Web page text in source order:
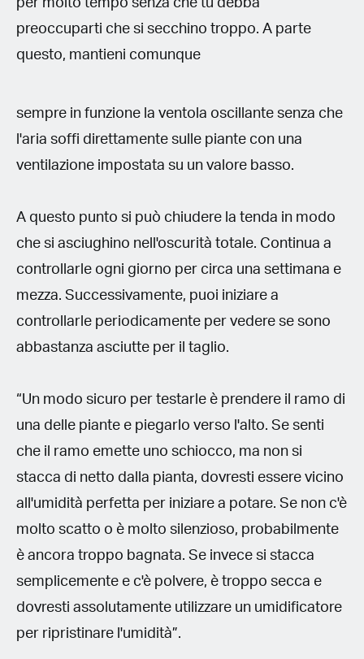
per molto tempo senza che tu debba
preoccuparti che si secchino troppo. A parte
questo, mantieni comunque
sempre in funzione la ventola oscillante senza che
l'aria soffi direttamente sulle piante con una
ventilazione impostata su un valore basso.
A questo punto si può chiudere la tenda in modo
che si asciughino nell'oscurità totale. Continua a
controllarle ogni giorno per circa una settimana e
mezza. Successivamente, puoi iniziare a
controllarle periodicamente per vedere se sono
abbastanza asciutte per il taglio.
“Un modo sicuro per testarle è prendere il ramo di
una delle piante e piegarlo verso l'alto. Se senti
che il ramo emette uno schiocco, ma non si
stacca di netto dalla pianta, dovresti essere vicino
all'umidità perfetta per iniziare a potare. Se non c'è
molto scatto o è molto silenzioso, probabilmente
è ancora troppo bagnata. Se invece si stacca
semplicemente e c'è polvere, è troppo secca e
dovresti assolutamente utilizzare un umidificatore
per ripristinare l'umidità”.